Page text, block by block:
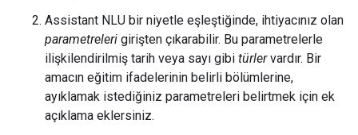
Assistant NLU bir niyetle eşleştiğinde, ihtiyacınız olan
parametreleri girişten çıkarabilir. Bu parametrelerle
ilişkilendirilmiş tarih veya sayı gibi türlervardır. Bir
amacın eğitim ifadelerinin belirli bölümlerine,
ayıklamak istediğiniz parametreleri belirtmek için ek
açıklama eklersiniz.